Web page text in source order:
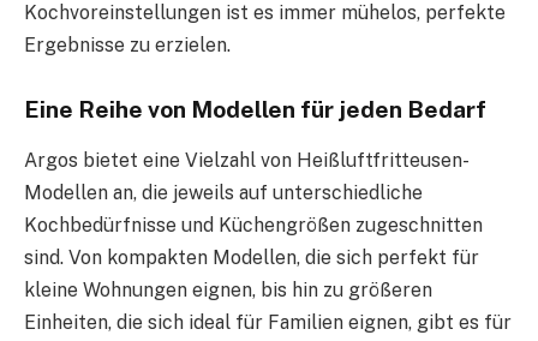
Kochvoreinstellungen ist es immer mühelos, perfekte
Ergebnisse zu erzielen.
Eine Reihe von Modellen für jeden Bedarf
Argos bietet eine Vielzahl von Heißluftfritteusen-
Modellen an, die jeweils auf unterschiedliche
Kochbedürfnisse und Küchengrößen zugeschnitten
sind. Von kompakten Modellen, die sich perfekt für
kleine Wohnungen eignen, bis hin zu größeren
Einheiten, die sich ideal für Familien eignen, gibt es für